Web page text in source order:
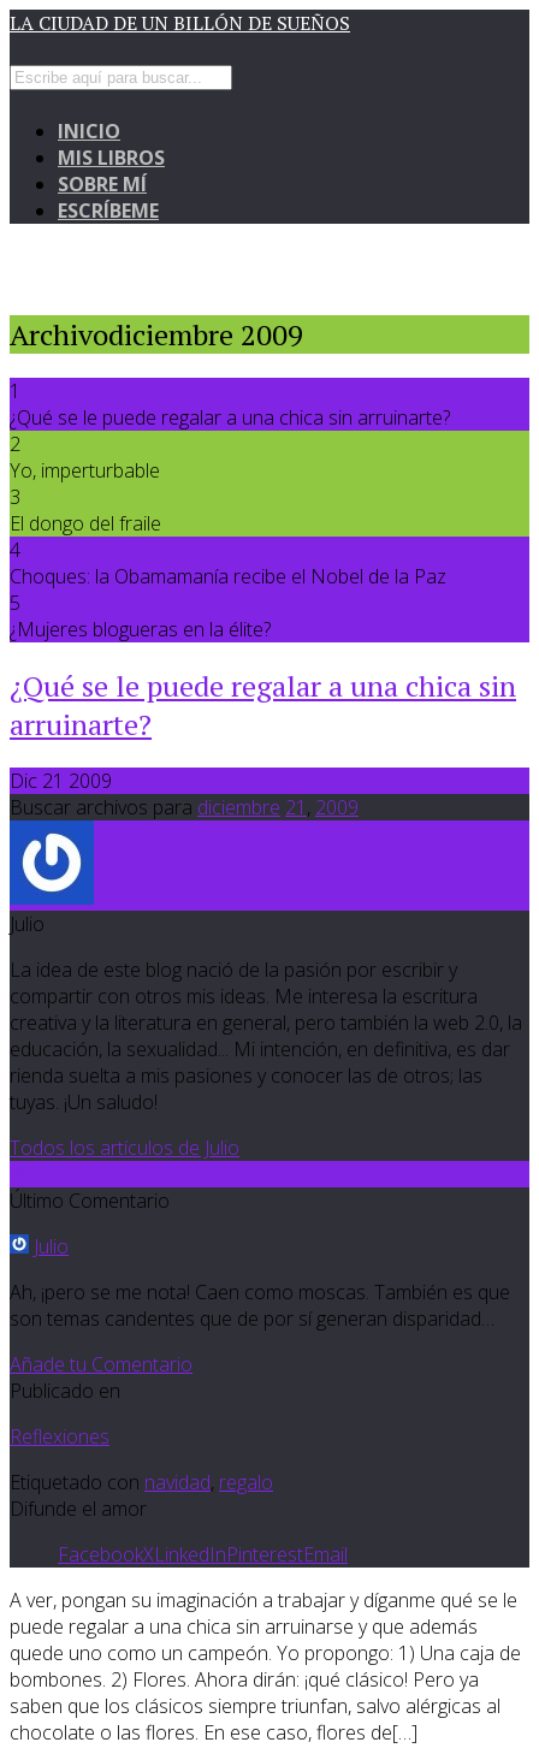
LA CIUDAD DE UN BILLÓN DE SUEÑOS
INICIO
MIS LIBROS
SOBRE MÍ
ESCRÍBEME
Archivodiciembre 2009
1
¿Qué se le puede regalar a una chica sin arruinarte?
2
Yo, imperturbable
3
El dongo del fraile
4
Choques: la Obamamanía recibe el Nobel de la Paz
5
¿Mujeres blogueras en la élite?
¿Qué se le puede regalar a una chica sin
arruinarte?
Dic 21 2009
Buscar archivos para diciembre 21 , 2009
Julio
La idea de este blog nació de la pasión por escribir y
compartir con otros mis ideas. Me interesa la escritura
creativa y la literatura en general, pero también la web 2.0, la
educación, la sexualidad... Mi intención, en definitiva, es dar
rienda suelta a mis pasiones y conocer las de otros; las
tuyas. ¡Un saludo!
Todos los artículos de Julio
Último Comentario
Julio
Ah, ¡pero se me nota! Caen como moscas. También es que
son temas candentes que de por sí generan disparidad…
Añade tu Comentario
Publicado en
Reflexiones
Etiquetado con navidad, regalo
Difunde el amor
FacebookXLinkedInPinterestEmail
A ver, pongan su imaginación a trabajar y díganme qué se le
puede regalar a una chica sin arruinarse y que además
quede uno como un campeón. Yo propongo: 1) Una caja de
bombones. 2) Flores. Ahora dirán: ¡qué clásico! Pero ya
saben que los clásicos siempre triunfan, salvo alérgicas al
chocolate o las flores. En ese caso, flores de[…]